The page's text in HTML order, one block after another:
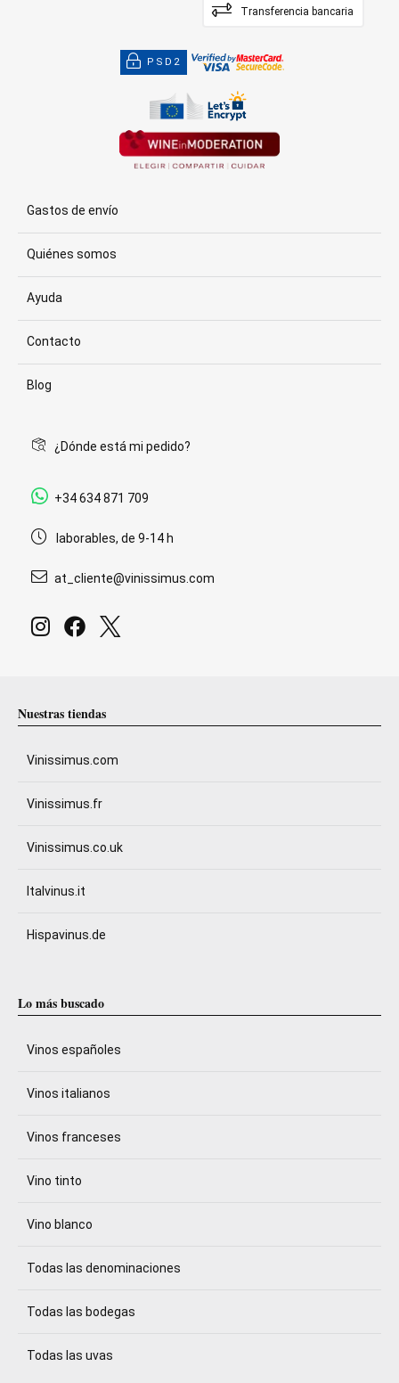
Transferencia bancaria
PSD2
Gastos de envío
Quiénes somos
Ayuda
Contacto
Blog
¿Dónde está mi pedido?
+34 634 871 709
laborables, de 9-14 h
at_cliente@vinissimus.com
Nuestras tiendas
Vinissimus.com
Vinissimus.fr
Vinissimus.co.uk
Italvinus.it
Hispavinus.de
Lo más buscado
Vinos españoles
Vinos italianos
Vinos franceses
Vino tinto
Vino blanco
Todas las denominaciones
Todas las bodegas
Todas las uvas